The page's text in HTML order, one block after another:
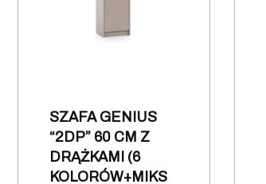
SZAFA GENIUS
“2DP” 60 CM Z
DRĄŻKAMI (6
KOLORÓW+MIKS